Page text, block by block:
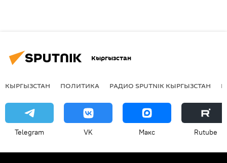
Кыргызстан
КЫРГЫЗСТАН ПОЛИТИКА РАДИО SPUTNIK КЫРГЫЗСТАН
Telegram VK Макс Rutube